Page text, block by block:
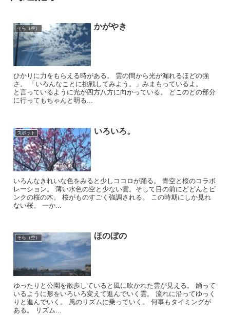
そら（空） かがやき
ひかりに力をもらえる時がある。 雲の間から光が漏れるほどの強
さ。 「いろんなことに挑戦してみよう。」みまもっているよ。
と言っているように光が四方八方に向かっている。 どこのどの部分
に行ってもちゃんと明る...
スポット いろいろ。
いろんなきれいな色をみると少しココロが踊る。 青空と桜のコラボ
レーション。 薄い水色の空と少ない雲。そして目の前にどどんとピ
ンクの桜の木。 桜がものすごく強調される。 この時期にしか見れ
ない桜。 一か...
そら（空） ほのぼの
ゆったりと公園を散歩していると風に吹かれた雲が見える。 踊って
いるように形をいろいろ変えて進んでいく雲。 流れに沿ってゆっく
りと進んでいく。 風のリズムに乗っていく。 何事もタイミングが
ある。 リズム...